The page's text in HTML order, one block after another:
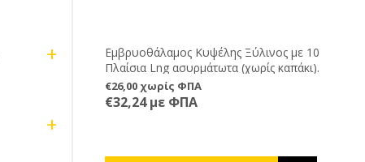
Εμβρυοθάλαμος Κυψέλης Ξύλινος με 10
Πλαίσια Lng ασυρμάτωτα (χωρίς καπάκι).
€26,00 χωρίς ΦΠΑ
€32,24 με ΦΠΑ
+
+